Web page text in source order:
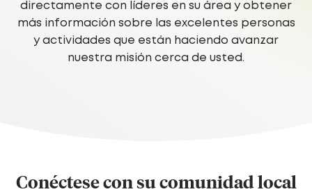
directamente con líderes en su área y obtener
más información sobre las excelentes personas
y actividades que están haciendo avanzar
nuestra misión cerca de usted.
Conéctese con su comunidad local